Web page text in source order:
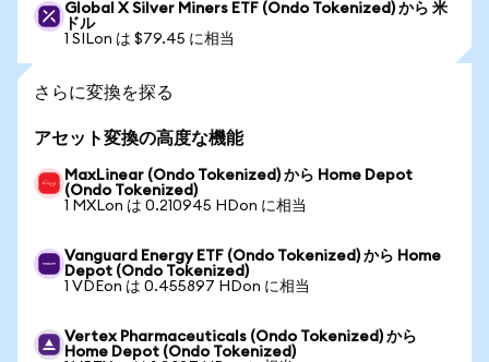
Global X Silver Miners ETF (Ondo Tokenized) から 米
ドル
1 SILon は $79.45 に相当
さらに変換を探る
アセット変換の高度な機能
MaxLinear (Ondo Tokenized) から Home Depot
(Ondo Tokenized)
1 MXLon は 0.210945 HDon に相当
Vanguard Energy ETF (Ondo Tokenized) から Home
Depot (Ondo Tokenized)
1 VDEon は 0.455897 HDon に相当
Vertex Pharmaceuticals (Ondo Tokenized) から
Home Depot (Ondo Tokenized)